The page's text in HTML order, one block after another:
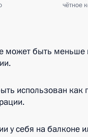
чётное
может быть меньше
использован как
у себя на балконе